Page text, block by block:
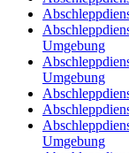
Umgebung
Umgebung
Umgebung